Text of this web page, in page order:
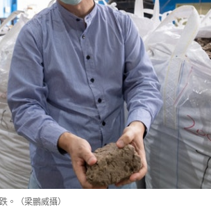
。（梁鵬威攝）